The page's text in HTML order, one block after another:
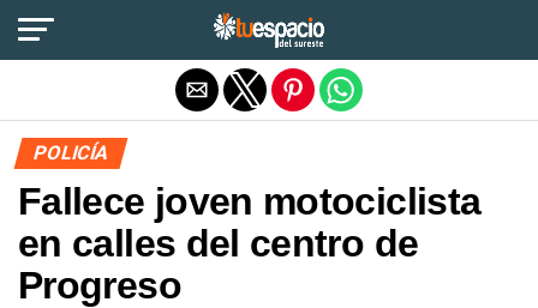
POLICÍA
Fallece joven motociclista
en calles del centro de
Progreso
Salir de la versión móvil